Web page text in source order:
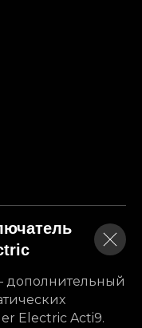
дополнительный
Electric Acti9.